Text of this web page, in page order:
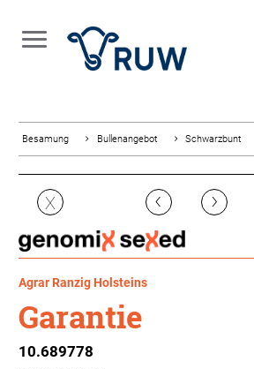
Besamung Bullenangebot Schwarzbunt
X ‹ ›
Agrar Ranzig Holsteins
Garantie
10.689778